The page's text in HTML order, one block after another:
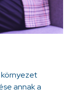
környezet
annak a